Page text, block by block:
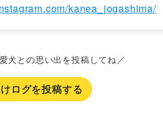
kanea_jogashima/
犬との思い出を投稿してね／
ログを投稿する